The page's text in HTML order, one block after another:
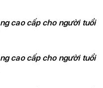
cao cấp cho người tuổi
cao cấp cho người tuổi